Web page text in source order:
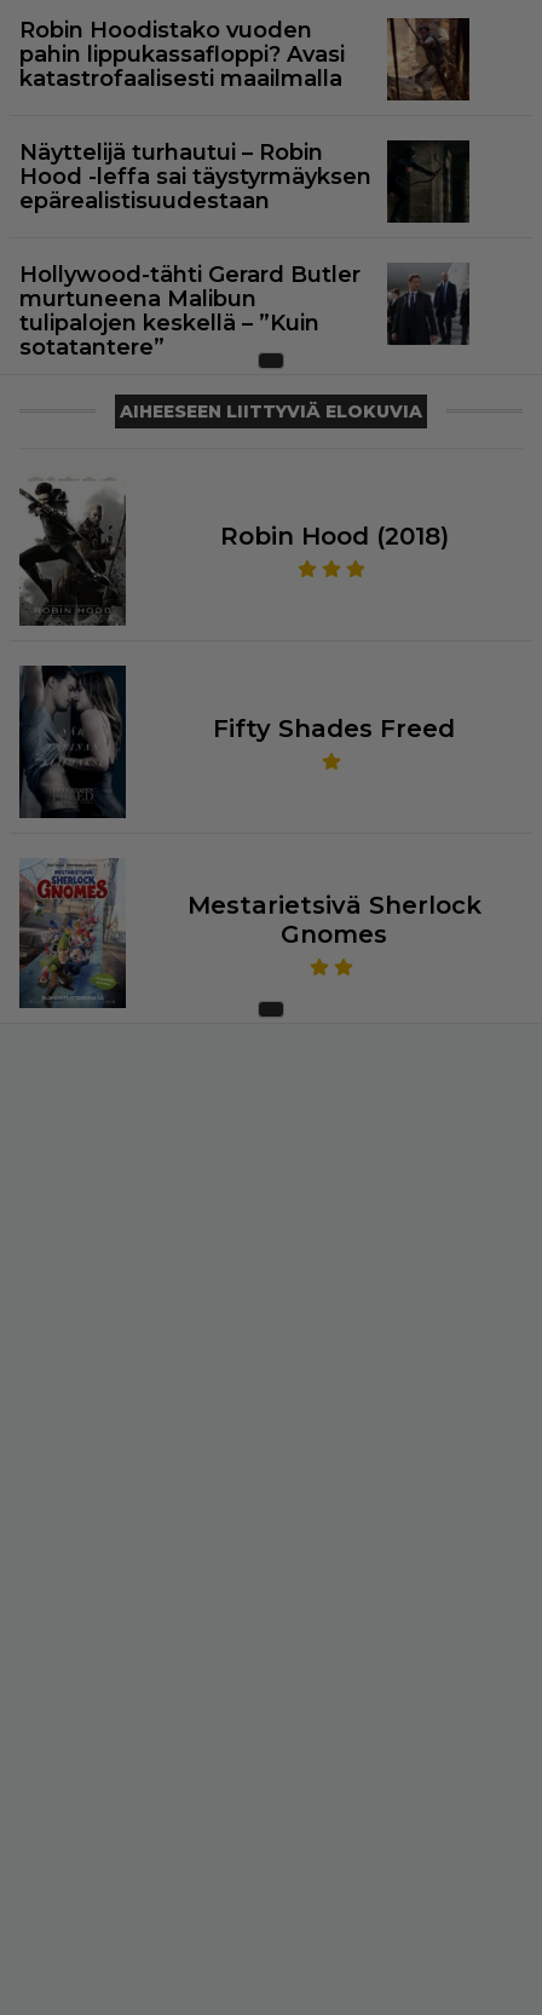
Robin Hoodistako vuoden
pahin lippukassafloppi? Avasi
katastrofaalisesti maailmalla
Näyttelijä turhautui – Robin
Hood -leffa sai täystyrmäyksen
epärealistisuudestaan
Hollywood-tähti Gerard Butler
murtuneena Malibun
tulipalojen keskellä – ”Kuin
sotatantere”
AIHEESEEN LIITTYVIÄ ELOKUVIA
Robin Hood (2018)
Fifty Shades Freed
Mestarietsivä Sherlock
Gnomes